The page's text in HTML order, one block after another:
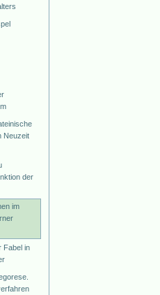
Neuzeit
der
im
Fabel in